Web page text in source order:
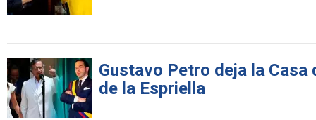
Gustavo Petro deja la Casa
de la Espriella